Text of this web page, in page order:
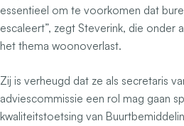
essentieel om te voorkomen dat
escaleert”, zegt Steverink, die onder
het thema woonoverlast.
Zij is verheugd dat ze als secretaris
adviescommissie een rol mag gaan
kwaliteitstoetsing van